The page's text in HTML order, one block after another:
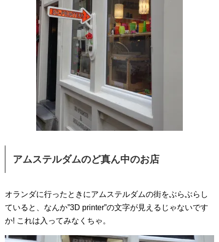
アムステルダムのど真ん中のお店
オランダに行ったときにアムステルダムの街をぶらぶらし
ていると、なんか”3D printer”の文字が見えるじゃないです
か! これは入ってみなくちゃ。